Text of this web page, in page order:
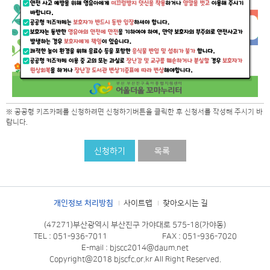
※ 공공형 키즈카페를 신청하려면 신청하기버튼을 클릭한 후 신청서를 작성해 주시기 바
랍니다.
신청하기 목록
개인정보 처리방침 사이트맵 찾아오시는 길
(47271)부산광역시 부산진구 가야대로 575-18(가야동)
TEL : 051-936-7011
FAX : 051-936-7020
E-mail : bjscc2014@daum.net
Copyright@2018 bjscfc.or.kr All Right Reserved.